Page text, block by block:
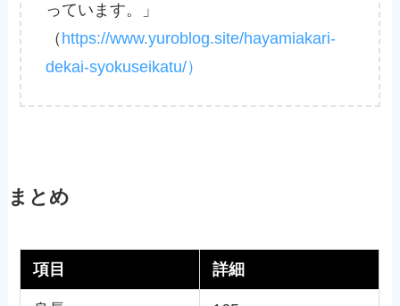
っています。」
（ https://www.yuroblog.site/hayamiakari-
dekai-syokuseikatu/）
まとめ
項目 詳細